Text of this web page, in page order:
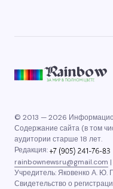
© 2013 — 2026
Содержание сайта (в том
аудитории старше 18 лет.
Редакция:
rainbownewsru@gmail.com |
Учредитель: Яковенко А. Ю.
Свидетельство о